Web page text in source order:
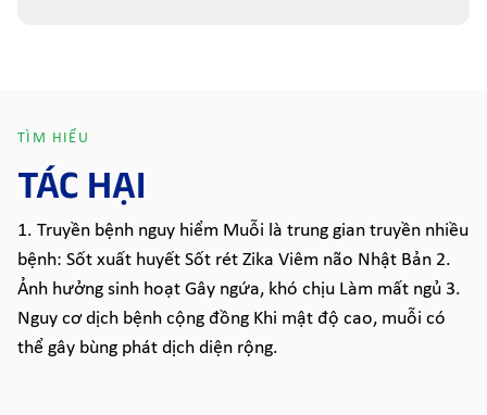
TÌM HIỂU
TÁC HẠI
1. Truyền bệnh nguy hiểm Muỗi là trung gian truyền nhiều
bệnh: Sốt xuất huyết Sốt rét Zika Viêm não Nhật Bản 2.
Ảnh hưởng sinh hoạt Gây ngứa, khó chịu Làm mất ngủ 3.
Nguy cơ dịch bệnh cộng đồng Khi mật độ cao, muỗi có
thể gây bùng phát dịch diện rộng.